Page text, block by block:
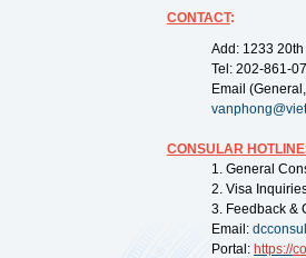
CONTACT:
Add: 1233
Tel: 202-861-
Email
CONSULAR
1. General
2. Visa
3. Feedback &
Email:
Portal: https://